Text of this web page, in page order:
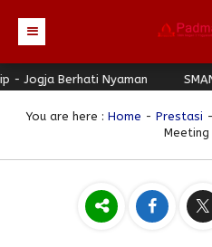
Beranda
Profil
Struktur Organisasi
Guru & Karyawan
Berhati Nyaman SMAN
You are here : Home - Prestasi
Meeting